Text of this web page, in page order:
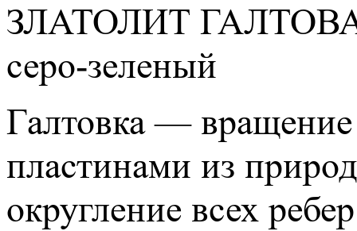
ЗЛАТОЛИТ
серо-зеленый
Галтовка —
пластинами из
округление всех